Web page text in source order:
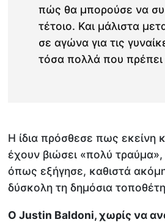
πώς θα μπορούσε να
τέτοιο. Και μάλιστα
σε αγώνα για τις
τόσα πολλά που
Η ίδια πρόσθεσε πως εκείνη
έχουν βιώσει «πολύ
όπως εξήγησε, καθιστά
δύσκολη τη δημόσια
Ο Justin Baldoni, χωρίς να